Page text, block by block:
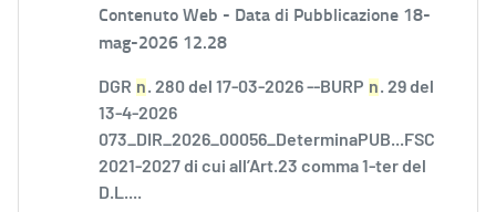
Contenuto Web - Data di Pubblicazione 18-
mag-2026 12.28
DGR n. 280 del 17-03-2026 --BURP n. 29 del
13-4-2026
073_DIR_2026_00056_DeterminaPUB...FSC
2021-2027 di cui all’Art.23 comma 1-ter del
D.L....